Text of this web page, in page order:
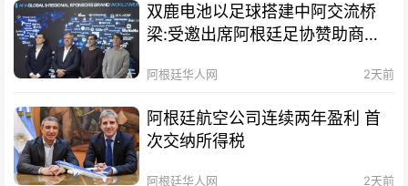
双鹿电池以足球搭建中阿交流桥
梁:受邀出席阿根廷足协赞助商招
阿根廷华人网 2天前
阿根廷航空公司连续两年盈利 首
次交纳所得税
阿根廷华人网 2天前